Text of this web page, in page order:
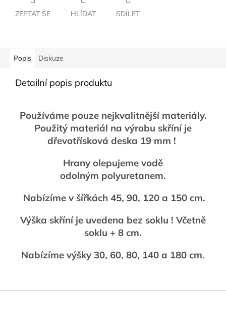
ZEPTAT SE HLÍDAT SDÍLET
Popis Diskuze
Detailní popis produktu
Používáme pouze nejkvalitnější materiály.
Použitý materiál na výrobu skříní je
dřevotřísková deska 19 mm !
Hrany olepujeme vodě
odolným polyuretanem.
Nabízíme v šířkách 45, 90, 120 a 150 cm.
Výška skříní je uvedena bez soklu ! Včetně
soklu + 8 cm.
Nabízíme výšky 30, 60, 80, 140 a 180 cm.
Z